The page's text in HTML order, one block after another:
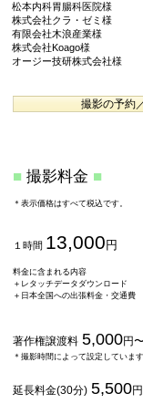
松本内科胃腸科医院様
株式会社クラ・ゼミ様
有限会社木浪産業様
株式会社Koago様
オージー技研株式会社様
撮影の予約
■ 撮影料金 ■
＊表示価格はすべて税込です。
１時間 13,000 円
料金に含まれる内容
＋レタッチデータダウンロード
＋日本全国への出張料金・交通費
著作権譲渡料 5,000円
＊撮影時間によって設定しています
延長料金(30分) 5,500円